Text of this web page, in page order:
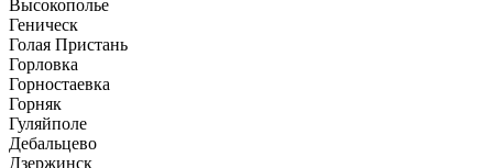
Высокополье
Геническ
Голая Пристань
Горловка
Горностаевка
Горняк
Гуляйполе
Дебальцево
Дзержинск